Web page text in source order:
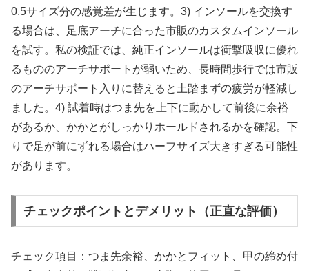
0.5サイズ分の感覚差が生じます。3) インソールを交換す
る場合は、足底アーチに合った市販のカスタムインソール
を試す。私の検証では、純正インソールは衝撃吸収に優れ
るもののアーチサポートが弱いため、長時間歩行では市販
のアーチサポート入りに替えると土踏まずの疲労が軽減し
ました。4) 試着時はつま先を上下に動かして前後に余裕
があるか、かかとがしっかりホールドされるかを確認。下
りで足が前にずれる場合はハーフサイズ大きすぎる可能性
があります。
チェックポイントとデメリット（正直な評価）
チェック項目：つま先余裕、かかとフィット、甲の締め付